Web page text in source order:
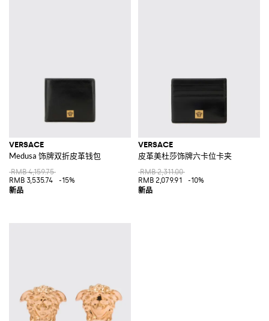
VERSACE
Medusa 饰牌双折皮革钱包
RMB 4,159.75
RMB 3,535.74
-15%
VERSACE
皮革美杜莎饰牌六卡位卡夹
RMB 2,311.00
RMB 2,079.91
-10%